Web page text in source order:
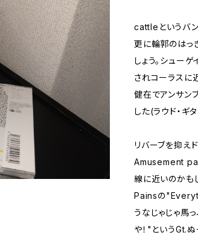
cattleというバン
更に輪郭のはっ
しょう。シュー
されコーラスに
健在でアンサン
した(ラウド・ギ
リバーブを抑え
Amusement
線に近いのか
Painsの
うなじゃじゃ馬
や！"というGt.